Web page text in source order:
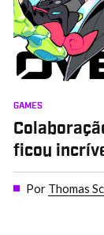
GAMES
ficou
Por Thomas